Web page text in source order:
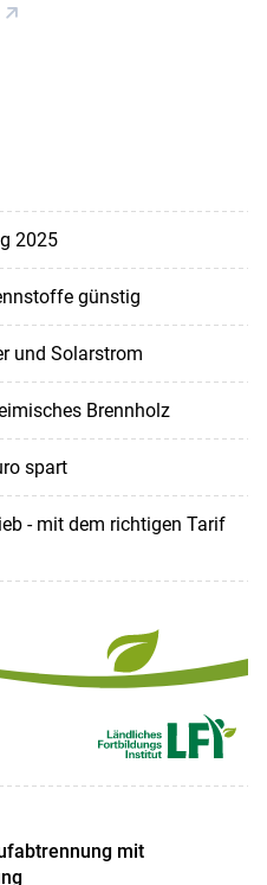
2025
günstig
und Solarstrom
Brennholz
spart
- mit dem richtigen Tarif
mit